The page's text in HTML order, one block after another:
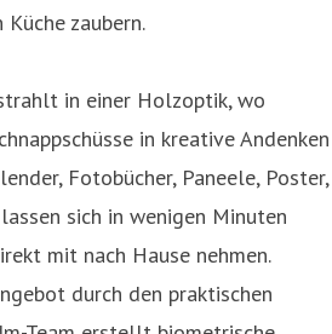
zaubern.
in einer Holzoptik, wo
in kreative Andenken
Fotobücher, Paneele, Poster,
sich in wenigen Minuten
mit nach Hause nehmen.
durch den praktischen